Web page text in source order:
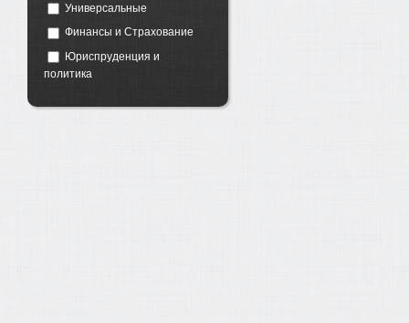
Универсальные
Финансы и Страхование
Юриспруденция и
политика